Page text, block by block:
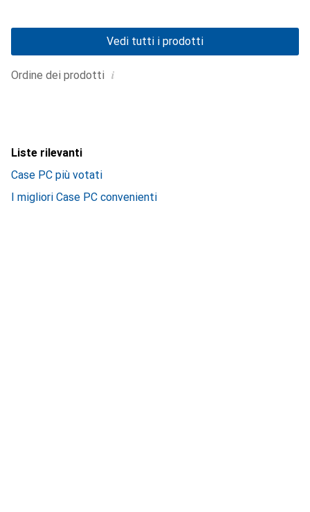
Ordine dei prodotti i
Vedi tutti i prodotti
Liste rilevanti
Case PC più votati
I migliori Case PC convenienti